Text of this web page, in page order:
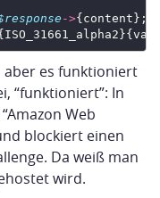
->
aber es funktioniert
“funktioniert”: In
Web
blockiert einen
Da weiß man
wird.